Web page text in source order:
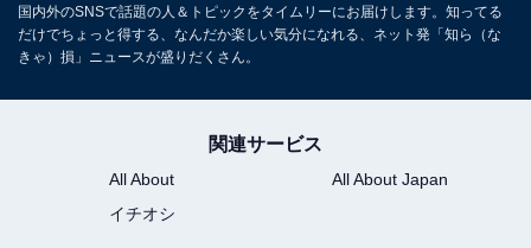
国内外のSNSで話題の人＆トピックをタイムリーにお届けします。知ってる
だけでちょっと得する、なんだか楽しい気分になれる、ネット発「知ら（な
きゃ）損」ニュースが盛りだくさん。
関連サービス
All About
All About Japan
イチオシ